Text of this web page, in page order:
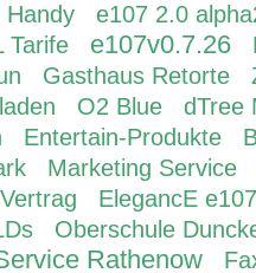
Handy
e107 2.0
Tarife
e107v0.7.26
Gasthaus Retorte
O2 Blue dTree
Entertain-Produkte
Marketing Service
ElegancE e107
Oberschule
Rathenow